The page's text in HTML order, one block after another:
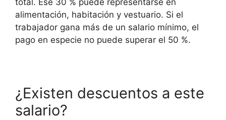
total. Ese 30 % puede representarse en
alimentación, habitación y vestuario. Si el
trabajador gana más de un salario mínimo, el
pago en especie no puede superar el 50 %.
¿Existen descuentos a este
salario?